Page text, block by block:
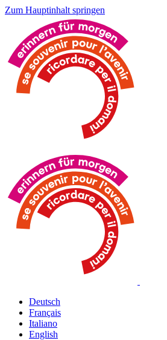
Zum Hauptinhalt springen
Deutsch
Français
Italiano
English